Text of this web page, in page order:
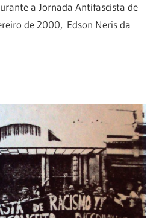
a Jornada Antifascista de
de 2000, Edson Neris da